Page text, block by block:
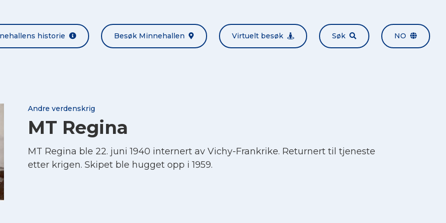
historie Besøk Minnehallen Virtuelt besøk Søk NO
Andre verdenskrig
MT Regina
MT Regina ble 22. juni 1940 internert av Vichy-Frankrike. Returnert til tjeneste
etter krigen. Skipet ble hugget opp i 1959.